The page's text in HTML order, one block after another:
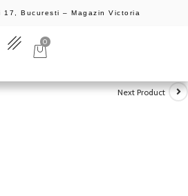
17, Bucuresti – Magazin Victoria
0
Next Product